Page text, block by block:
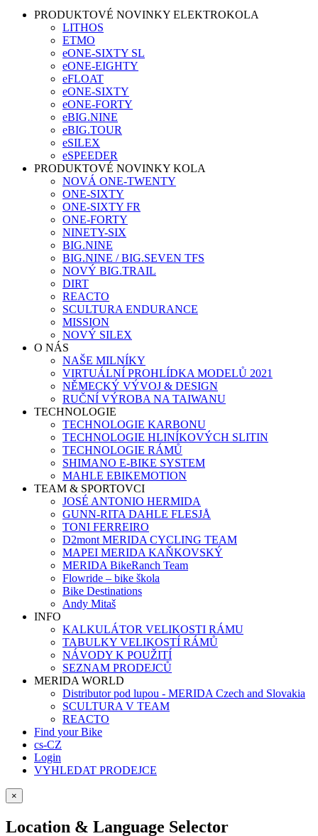
PRODUKTOVÉ NOVINKY ELEKTROKOLA
LITHOS
ETMO
eONE-SIXTY SL
eONE-EIGHTY
eFLOAT
eONE-SIXTY
eONE-FORTY
eBIG.NINE
eBIG.TOUR
eSILEX
eSPEEDER
PRODUKTOVÉ NOVINKY KOLA
NOVÁ ONE-TWENTY
ONE-SIXTY
ONE-SIXTY FR
ONE-FORTY
NINETY-SIX
BIG.NINE
BIG.NINE / BIG.SEVEN TFS
NOVÝ BIG.TRAIL
DIRT
REACTO
SCULTURA ENDURANCE
MISSION
NOVÝ SILEX
O NÁS
NAŠE MILNÍKY
VIRTUÁLNÍ PROHLÍDKA MODELŮ 2021
NĚMECKÝ VÝVOJ & DESIGN
RUČNÍ VÝROBA NA TAIWANU
TECHNOLOGIE
TECHNOLOGIE KARBONU
TECHNOLOGIE HLINÍKOVÝCH SLITIN
TECHNOLOGIE RÁMŮ
SHIMANO E-BIKE SYSTEM
MAHLE EBIKEMOTION
TEAM & SPORTOVCI
JOSÉ ANTONIO HERMIDA
GUNN-RITA DAHLE FLESJÅ
TONI FERREIRO
D2mont MERIDA CYCLING TEAM
MAPEI MERIDA KAŇKOVSKÝ
MERIDA BikeRanch Team
Flowride – bike škola
Bike Destinations
Andy Mitaš
INFO
KALKULÁTOR VELIKOSTI RÁMU
TABULKY VELIKOSTÍ RÁMŮ
NÁVODY K POUŽITÍ
SEZNAM PRODEJCŮ
MERIDA WORLD
Distributor pod lupou - MERIDA Czech and Slovakia
SCULTURA V TEAM
REACTO
Find your Bike
cs-CZ
Login
VYHLEDAT PRODEJCE
×
Location & Language Selector